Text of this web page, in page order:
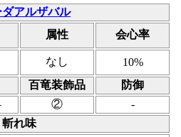
アルザバル
属性 会心率
なし
10%
百竜装飾品
防御
②
-
斬れ味